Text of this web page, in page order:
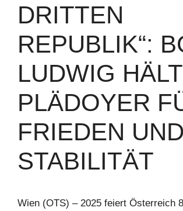
DRITTEN
REPUBLIK“:
LUDWIG HÄLT
PLÄDOYER
FRIEDEN UND
STABILITÄT
Wien (OTS) – 2025 feiert Österreich